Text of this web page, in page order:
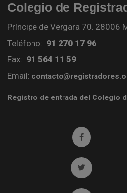
Colegio de
Príncipe de Vergara 70. 28006
Teléfono: 91 270 17 96
Fax: 91 564 11 59
Email:
Registro de entrada del Colegio
Ir a facebook
Ir a twitter